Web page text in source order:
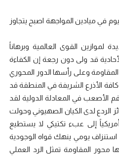
في ميادين المواجهة اصبح يتجاوز
لموازين القوى العالمية وبرهاناً
قد ولى دون رجعة إن الكفاءة
المقاومة وعلى رأسها الدور المحوري
الأذرع الشريفة في المنطقة قد
الأصعب في المعادلة الدولية لقد
الردع لدى الكيان الصهيوني وحولت
إلى عبء تكتيكي لا يستطيع
يومي ينهك قواه الوجودية
محور المقاومة تمثل الرد العملي